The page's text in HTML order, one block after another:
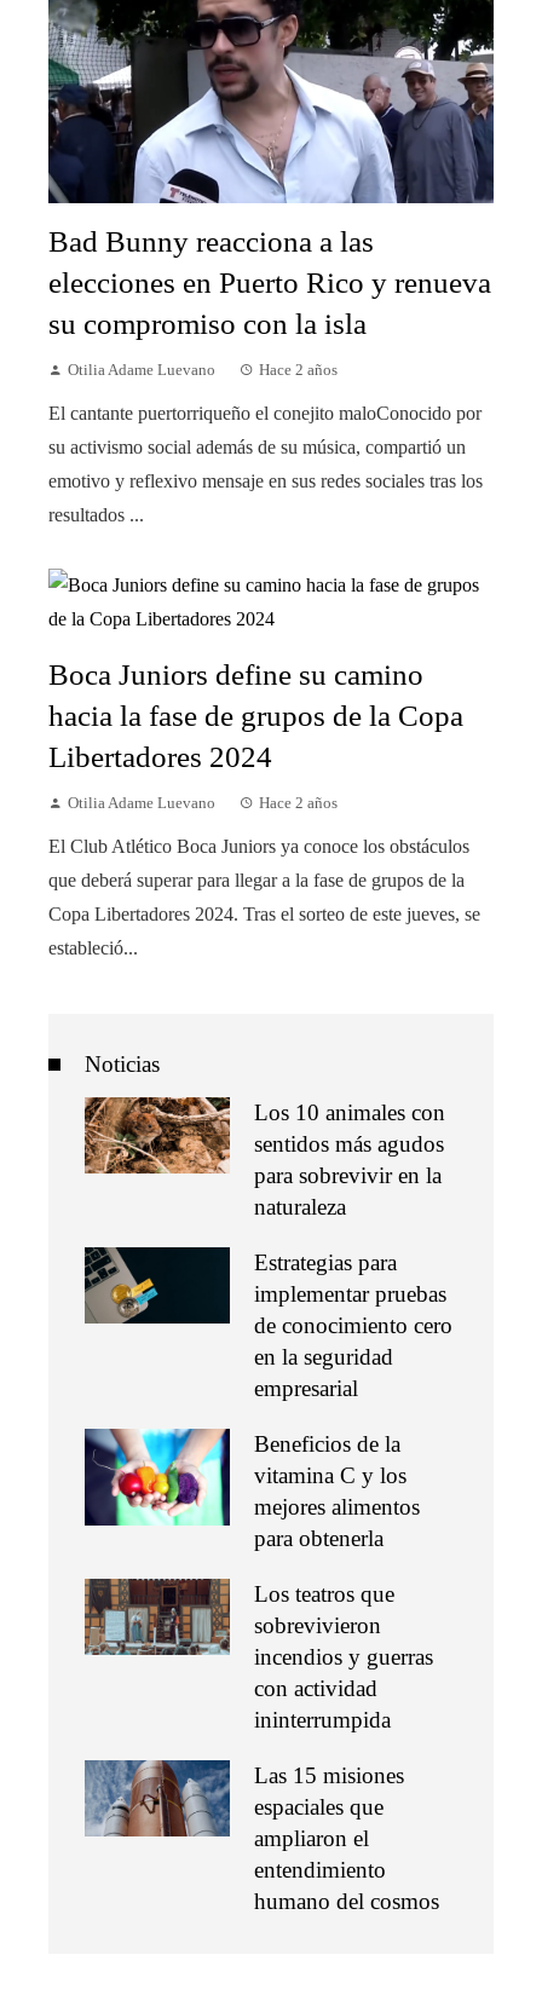
Bad Bunny reacciona a las
elecciones en Puerto Rico y renueva
su compromiso con la isla
Otilia Adame Luevano Hace 2 años
El cantante puertorriqueño el conejito maloConocido por
su activismo social además de su música, compartió un
emotivo y reflexivo mensaje en sus redes sociales tras los
resultados ...
Boca Juniors define su camino
hacia la fase de grupos de la Copa
Libertadores 2024
Otilia Adame Luevano Hace 2 años
El Club Atlético Boca Juniors ya conoce los obstáculos
que deberá superar para llegar a la fase de grupos de la
Copa Libertadores 2024. Tras el sorteo de este jueves, se
estableció...
Noticias
Los 10 animales con
sentidos más agudos
para sobrevivir en la
naturaleza
Estrategias para
implementar pruebas
de conocimiento cero
en la seguridad
empresarial
Beneficios de la
vitamina C y los
mejores alimentos
para obtenerla
Los teatros que
sobrevivieron
incendios y guerras
con actividad
ininterrumpida
Las 15 misiones
espaciales que
ampliaron el
entendimiento
humano del cosmos